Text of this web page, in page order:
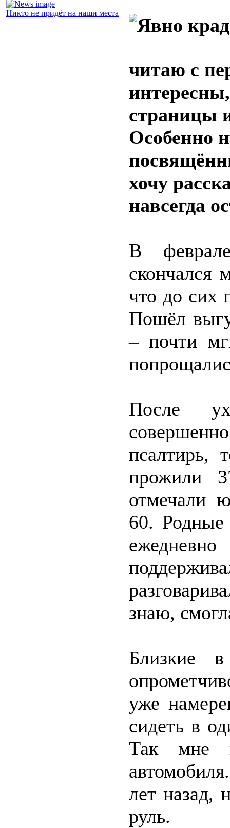
Никто не придёт на наши места
читаю с
страницы
Особенно
хочу
навсегда
В
скончался
что до сих
Пошёл
– почти
После
псалтирь,
прожили
отмечали
60. Родные
знаю,
Близкие
уже
сидеть в
Так мне
лет назад,
руль.